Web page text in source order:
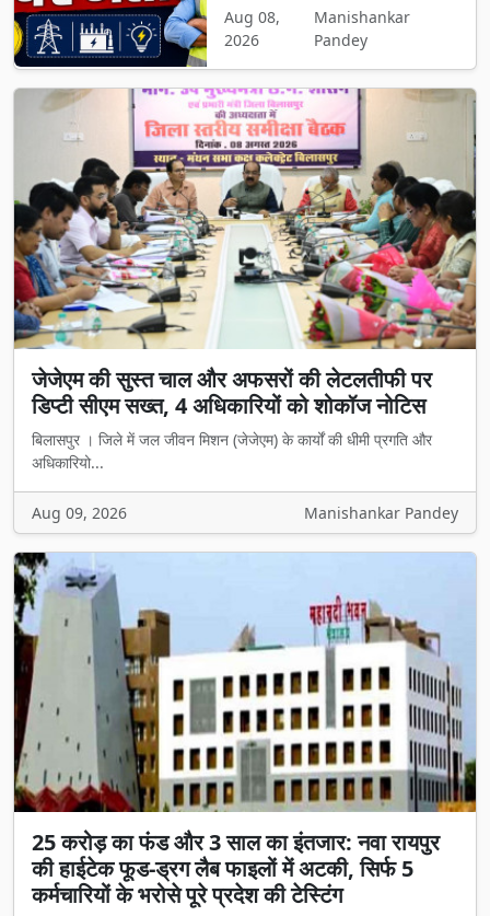
Aug 08,
2026
Manishankar
Pandey
जेजेएम की सुस्त चाल और अफसरों की लेटलतीफी पर
डिप्टी सीएम सख्त, 4 अधिकारियों को शोकॉज नोटिस
बिलासपुर । जिले में जल जीवन मिशन (जेजेएम) के कार्यों की धीमी प्रगति और
अधिकारियो...
Aug 09, 2026 Manishankar Pandey
25 करोड़ का फंड और 3 साल का इंतजार: नवा रायपुर
की हाईटेक फूड-ड्रग लैब फाइलों में अटकी, सिर्फ 5
कर्मचारियों के भरोसे पूरे प्रदेश की टेस्टिंग